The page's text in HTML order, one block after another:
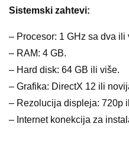
Sistemski zahtevi:
– Procesor: 1 GHz sa dva
– RAM: 4 GB.
– Hard disk: 64 GB ili više.
– Grafika: DirectX 12 ili
– Rezolucija displeja: 720p
– Internet konekcija za